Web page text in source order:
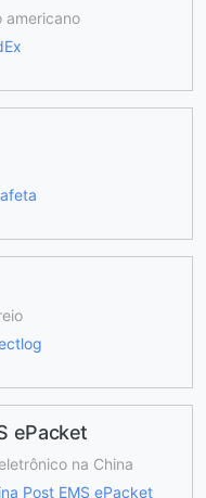
americano
ePacket
na China
Post EMS ePacket